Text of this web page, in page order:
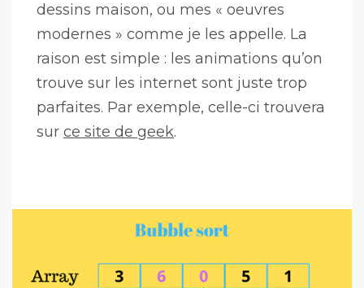
dessins maison, ou mes « oeuvres
modernes » comme je les appelle. La
raison est simple : les animations qu’on
trouve sur les internet sont juste trop
parfaites. Par exemple, celle-ci trouvera
sur ce site de geek.